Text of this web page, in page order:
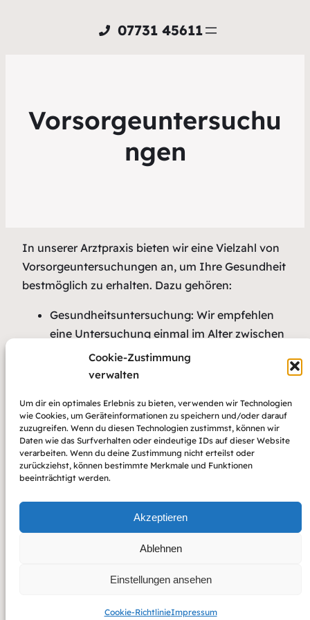
Cookie-Zustimmung
verwalten
Um dir ein optimales Erlebnis zu bieten, verwenden wir Technologien
wie Cookies, um Geräteinformationen zu speichern und/oder darauf
zuzugreifen. Wenn du diesen Technologien zustimmst, können wir
Daten wie das Surfverhalten oder eindeutige IDs auf dieser Website
verarbeiten. Wenn du deine Zustimmung nicht erteilst oder
zurückziehst, können bestimmte Merkmale und Funktionen
beeinträchtigt werden.
Akzeptieren
Ablehnen
Einstellungen ansehen
Cookie-RichtlinieImpressum
07731 45611
Vorsorgeuntersuchu
ngen
In unserer Arztpraxis bieten wir eine Vielzahl von
Vorsorgeuntersuchungen an, um Ihre Gesundheit
bestmöglich zu erhalten. Dazu gehören:
Gesundheitsuntersuchung: Wir empfehlen
eine Untersuchung einmal im Alter zwischen
18 und 35 Jahren und dann alle 3 Jahre ab
dem 35. Lebensjahr.
Hautkrebsvorsorge: Ab dem 35. Lebensjahr
bieten wir eine spezielle
Vorsorgeuntersuchung zur Früherkennung
von Hautkrebs an.
Krebsvorsorge für Männer: Ab dem 45.
Lebensjahr bieten wir eine spezielle
Vorsorgeuntersuchung für Männer an, um
Siehe auch unter IGEL-Leistungen